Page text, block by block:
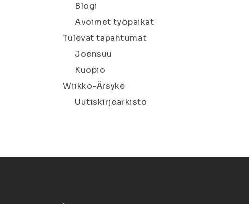
Blogi
Avoimet työpaikat
Tulevat tapahtumat
Joensuu
Kuopio
Wiikko-Ärsyke
Uutiskirjearkisto